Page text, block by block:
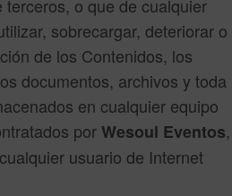
o que de cualquier
sobrecargar, deteriorar o
de los Contenidos, los
documentos, archivos y toda
en cualquier equipo
porWesoul Eventos,
usuario de Internet